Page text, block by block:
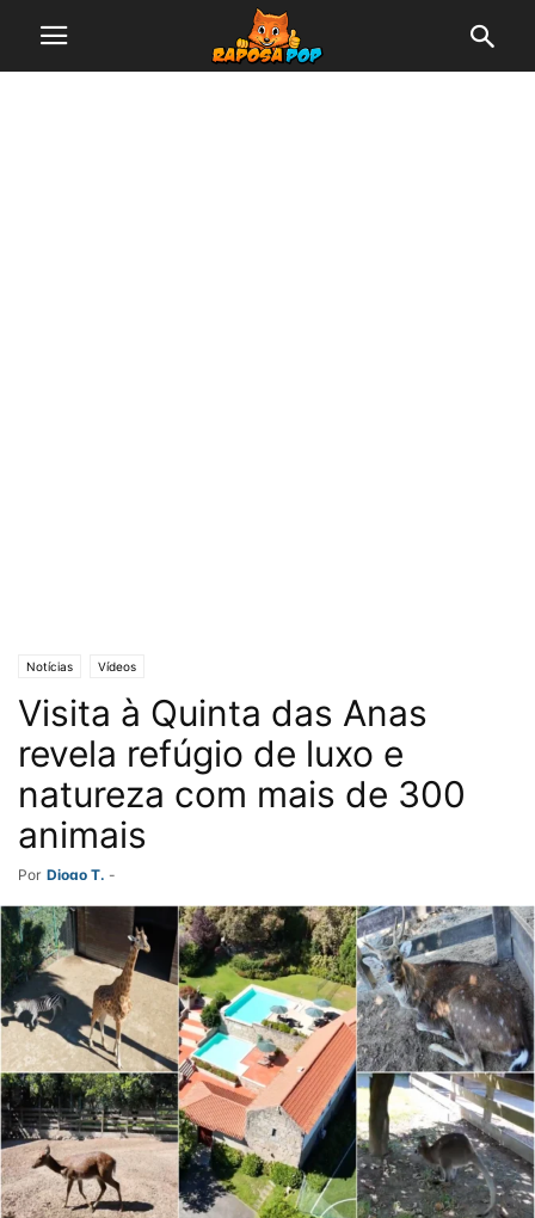
Notícias Vídeos
Visita à Quinta das Anas
revela refúgio de luxo e
natureza com mais de 300
animais
Por Diogo T. -